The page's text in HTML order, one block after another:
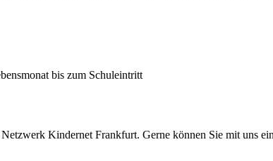
bis zum Schuleintritt
Kindernet Frankfurt. Gerne können Sie mit uns